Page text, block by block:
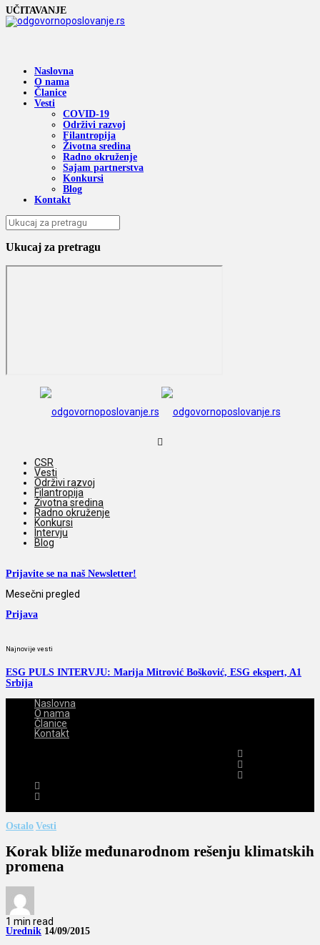
UČITAVANJE
Naslovna
O nama
Članice
Vesti
COVID-19
Održivi razvoj
Filantropija
Životna sredina
Radno okruženje
Sajam partnerstva
Konkursi
Blog
Kontakt
Ukucaj za pretragu
CSR
Vesti
Održivi razvoj
Filantropija
Životna sredina
Radno okruženje
Konkursi
Intervju
Blog
Prijavite se na naš Newsletter!
Mesečni pregled
Prijava
Najnovije vesti
ESG PULS INTERVJU: Marija Mitrović Bošković, ESG ekspert, A1
Srbija
Naslovna
O nama
Članice
Kontakt
Ostalo Vesti
Korak bliže međunarodnom rešenju klimatskih
promena
1 min read
Urednik 14/09/2015